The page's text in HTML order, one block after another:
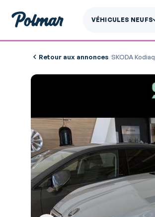
VÉHICULES NEUFS
Retour aux annonces/SKODA Kodiaq